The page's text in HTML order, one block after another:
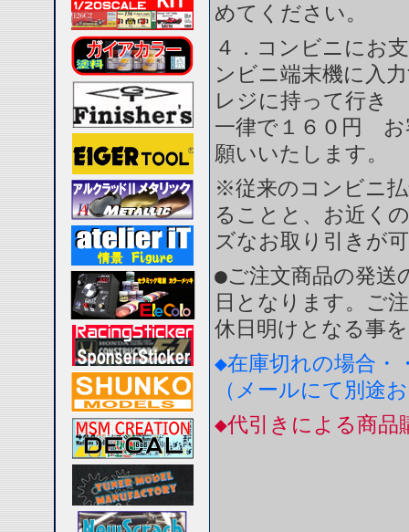
めてください。
４．コンビニにお
ンビニ端末機に入
レジに持って行き
一律で１６０円 お
願いいたします。
※従来のコンビニ
ることと、お近く
ズなお取り引きが
●ご注文商品の発送
日となります。ご
休日明けとなる事
◆在庫切れの場合・
（メールにて別途
◆代引きによる商品